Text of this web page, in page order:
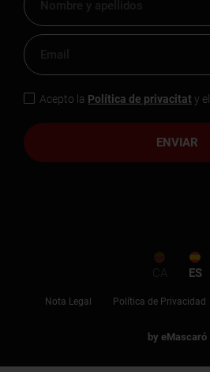
ENVIAR
Acepto la Política de privacitat y el
CA ES
Nota Legal Política de Privacidad
by eMascaró